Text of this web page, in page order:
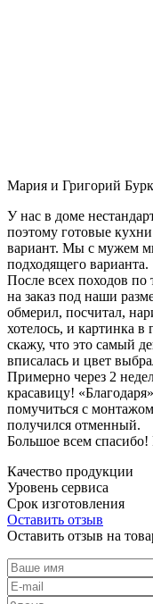
Мария и Григорий
У нас в доме
поэтому готовые
вариант. Мы с мужем
подходящего варианта.
После всех походов
на заказ под наши
обмерил, посчитал,
хотелось, и картинка в
скажу, что это самый
вписалась и цвет
Примерно через 2
красавицу!
помучиться с
получился отменный.
Большое всем
Качество продукции
Уровень сервиса
Срок изготовления
Оставить отзыв
Оставить отзыв на